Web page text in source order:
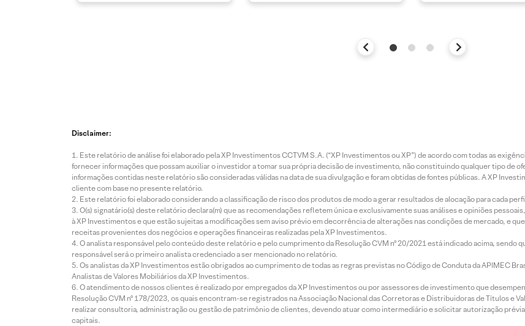
Disclaimer:
Este relatório de análise foi elaborado pela XP Investimentos CCTVM S.A. (“XP Investimentos ou XP”) de acordo com todas as
fornecer informações que possam auxiliar o investidor a tomar sua própria decisão de investimento, não constituindo qualquer tipo de
informações contidas neste relatório são consideradas válidas na data de sua divulgação e foram obtidas de fontes públicas. A XP
cliente com base no presente relatório.
Este relatório foi elaborado considerando a classificação de risco dos produtos de modo a gerar resultados de alocação para cada
O(s) signatário(s) deste relatório declara(m) que as recomendações refletem única e exclusivamente suas análises e opiniões
à XP Investimentos e que estão sujeitas a modificações sem aviso prévio em decorrência de alterações nas condições de mercado, e
receitas provenientes dos negócios e operações financeiras realizadas pela XP Investimentos.
O analista responsável pelo conteúdo deste relatório e pelo cumprimento da Resolução CVM nº 20/2021 está indicado acima, sendo
responsável será o primeiro analista credenciado a ser mencionado no relatório.
Os analistas da XP Investimentos estão obrigados ao cumprimento de todas as regras previstas no Código de Conduta da APIMEC
Analistas de Valores Mobiliários da XP Investimentos.
O atendimento de nossos clientes é realizado por empregados da XP Investimentos ou por assessores de investimento que
Resolução CVM nº 178/2023, os quais encontram-se registrados na Associação Nacional das Corretoras e Distribuidoras de Títulos e
realizar consultoria, administração ou gestão de patrimônio de clientes, devendo atuar como intermediário e solicitar autorização
capitais.